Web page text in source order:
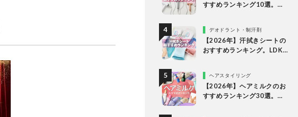
すすめランキング10選。速
デオドラント・制汗剤
【2026年】汗拭きシートの
おすすめランキング。LDK
ヘアスタイリング
【2026年】ヘアミルクのお
すすめランキング30選。